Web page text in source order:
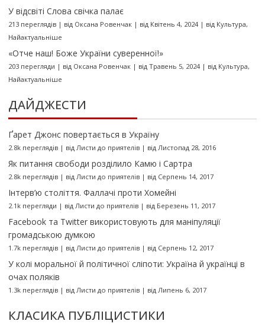
У відсвіті Слова свічка палає
213 переглядів| від Оксана Ровенчак| від Квітень 4, 2024| від Культура,
Найактуальніше
«Отче наш! Боже України суверенної!»
203 перегляди | від Оксана Ровенчак| від Травень 5, 2024| від Культура,
Найактуальніше
ДАЙДЖЕСТИ
Ґарет Джонс повертається в Україну
2.8k переглядів| від Листи до приятелів| від Листопад 28, 2016
Як питання свободи розділило Камю і Сартра
2.8k переглядів| від Листи до приятелів| від Серпень 14, 2017
Інтерв’ю століття. Фаллачі проти Хомейні
2.1k перегляди | від Листи до приятелів| від Березень 11, 2017
Facebook та Twitter використовують для маніпуляції
громадською думкою
1.7k переглядів| від Листи до приятелів| від Серпень 12, 2017
У колі моральної й політичної сліпоти: Україна й українці в
очах поляків
1.3k переглядів| від Листи до приятелів| від Липень 6, 2017
КЛАСИКА ПУБЛІЦИСТИКИ